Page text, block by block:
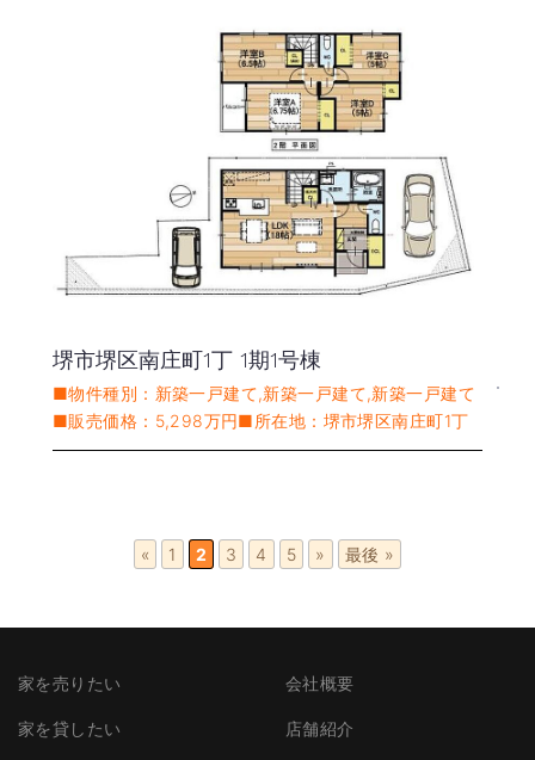
堺市堺区南庄町1丁 1期1号棟
■物件種別：新築一戸建て,新築一戸建て,新築一戸建て
■販売価格：5,298万円■所在地：堺市堺区南庄町1丁
« 1 2 3 4 5 » 最後 »
家を売りたい
家を貸したい
会社概要
店舗紹介